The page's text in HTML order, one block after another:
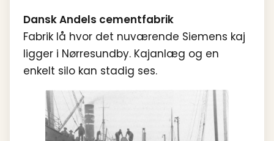
Dansk Andels cementfabrik
Fabrik lå hvor det nuværende Siemens kaj
ligger i Nørresundby. Kajanlæg og en
enkelt silo kan stadig ses.